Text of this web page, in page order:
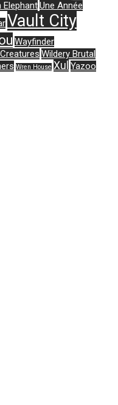
ElephantUne Année
Vault City
Wayfinder
Wildery Brutal
Wren House Xul Yazoo